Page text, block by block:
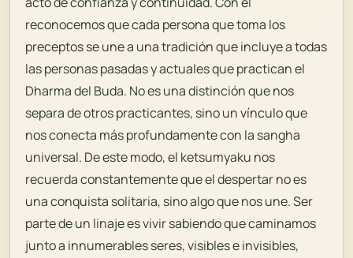
reconocemos que cada persona que toma los
preceptos se une a una tradición que incluye a todas
las personas pasadas y actuales que practican el
Dharma del Buda. No es una distinción que nos
separa de otros practicantes, sino un vínculo que
nos conecta más profundamente con la sangha
universal. De este modo, el ketsumyaku nos
recuerda constantemente que el despertar no es
una conquista solitaria, sino algo que nos une. Ser
parte de un linaje es vivir sabiendo que caminamos
junto a innumerables seres, visibles e invisibles,